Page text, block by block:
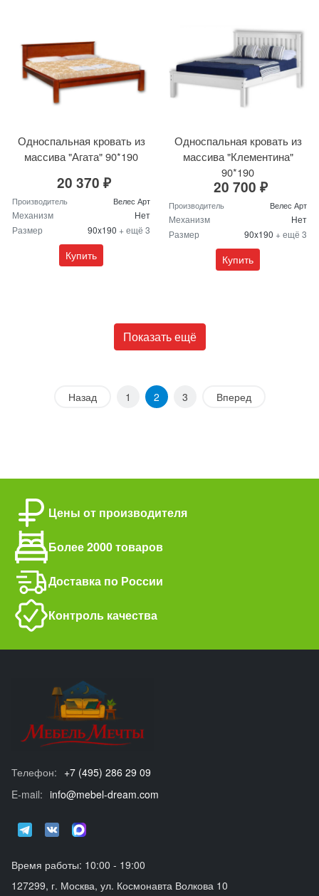
Односпальная кровать из
массива "Агата" 90*190
20 370 ₽
Производитель Велес Арт
Механизм
Нет
Размер
90x190 + ещё 3
Купить
Односпальная кровать из
массива "Клементина"
90*190
20 700 ₽
Производитель Велес Арт
Механизм
Нет
Размер
90x190 + ещё 3
Купить
Показать ещё
Назад 1 2 3 Вперед
Цены от производителя
Более 2000 товаров
Доставка по России
Контроль качества
Телефон: +7 (495) 286 29 09
E-mail: info@mebel-dream.com
Время работы: 10:00 - 19:00
127299, г. Москва, ул. Космонавта Волкова 10